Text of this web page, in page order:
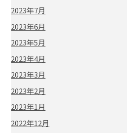
2023年7月
2023年6月
2023年5月
2023年4月
2023年3月
2023年2月
2023年1月
2022年12月